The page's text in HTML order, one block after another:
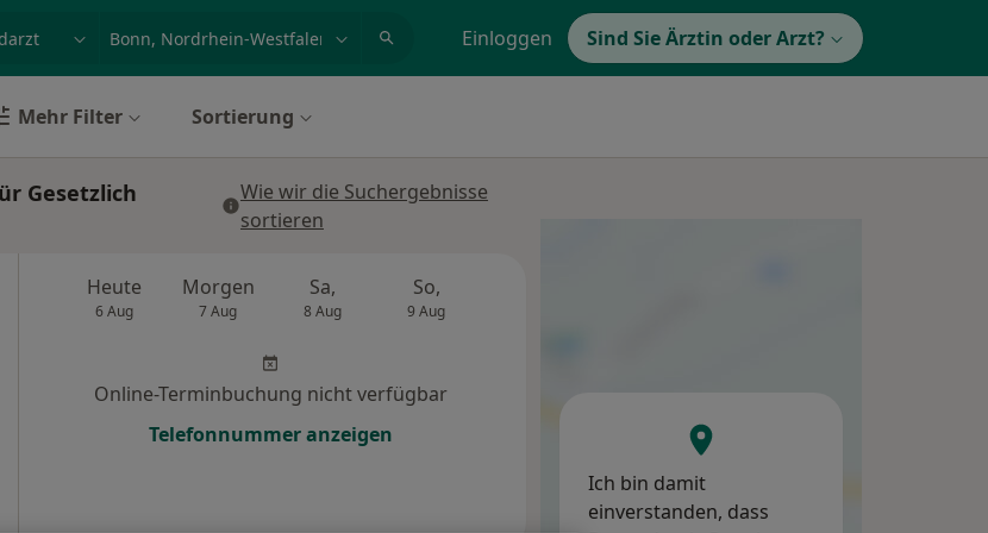
Einloggen Sind Sie Ärztin oder Arzt?
Mehr Filter Sortierung
Gesetzlich
Wie wir die Suchergebnisse
sortieren
Heute
6 Aug
Morgen
7 Aug
Sa,
8 Aug
So,
9 Aug
Online-Terminbuchung nicht verfügbar
Telefonnummer anzeigen
Ich bin damit
einverstanden, dass